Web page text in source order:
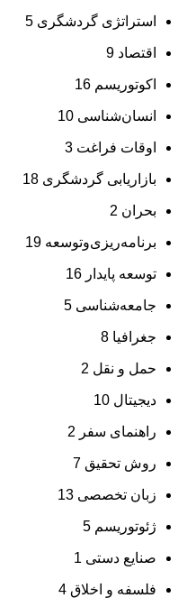
استراتژی گردشگری 5
اقتصاد 9
اکوتوریسم 16
انسان‌شناسی 10
اوقات فراغت 3
بازاریابی گردشگری 18
بحران 2
برنامه‌ریزی‌وتوسعه 19
توسعه پایدار 16
جامعه‌شناسی 5
جغرافیا 8
حمل و نقل 2
دیجیتال 10
راهنمای سفر 2
روش تحقیق 7
زبان تخصصی 13
ژئوتوریسم 5
صنایع دستی 1
فلسفه و اخلاق 4